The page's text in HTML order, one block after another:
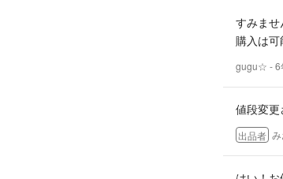
すみま
購入は可
gugu☆ - 6
値段変更
出品者